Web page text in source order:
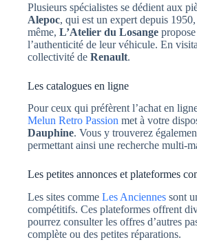
Plusieurs spécialistes se dédient aux
Alepoc, qui est un expert depuis
même, L’Atelier du Losange
l’authenticité de leur véhicule. En
collectivité de Renault.
Les catalogues en ligne
Pour ceux qui préfèrent l’achat en
Melun Retro Passion met à votre
Dauphine. Vous y trouverez
permettant ainsi une recherche multi-
Les petites annonces et plateformes
Les sites comme Les Anciennes sont
compétitifs. Ces plateformes offrent
pourrez consulter les offres d’autres
complète ou des petites réparations.